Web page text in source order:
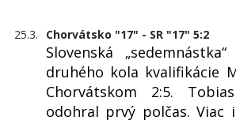
25.3. Chorvátsko "17" - SR "17" 5:2
Slovenská
druhého kola kvalifikácie
Chorvátskom 2:5.
odohral prvý polčas. Viac